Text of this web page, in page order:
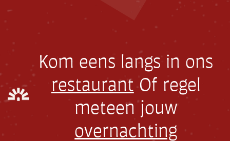
Kom eens langs in ons
restaurantOf regel
meteen jouw
overnachting